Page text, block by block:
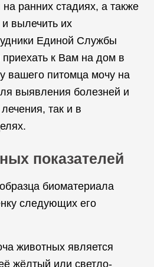
ранних стадиях, а также
вылечить их
Единой Службы
к Вам на дом в
вашего питомца мочу на
выявления болезней и
так и в
показателей
биоматериала
следующих его
животных является
жёлтый или светло-